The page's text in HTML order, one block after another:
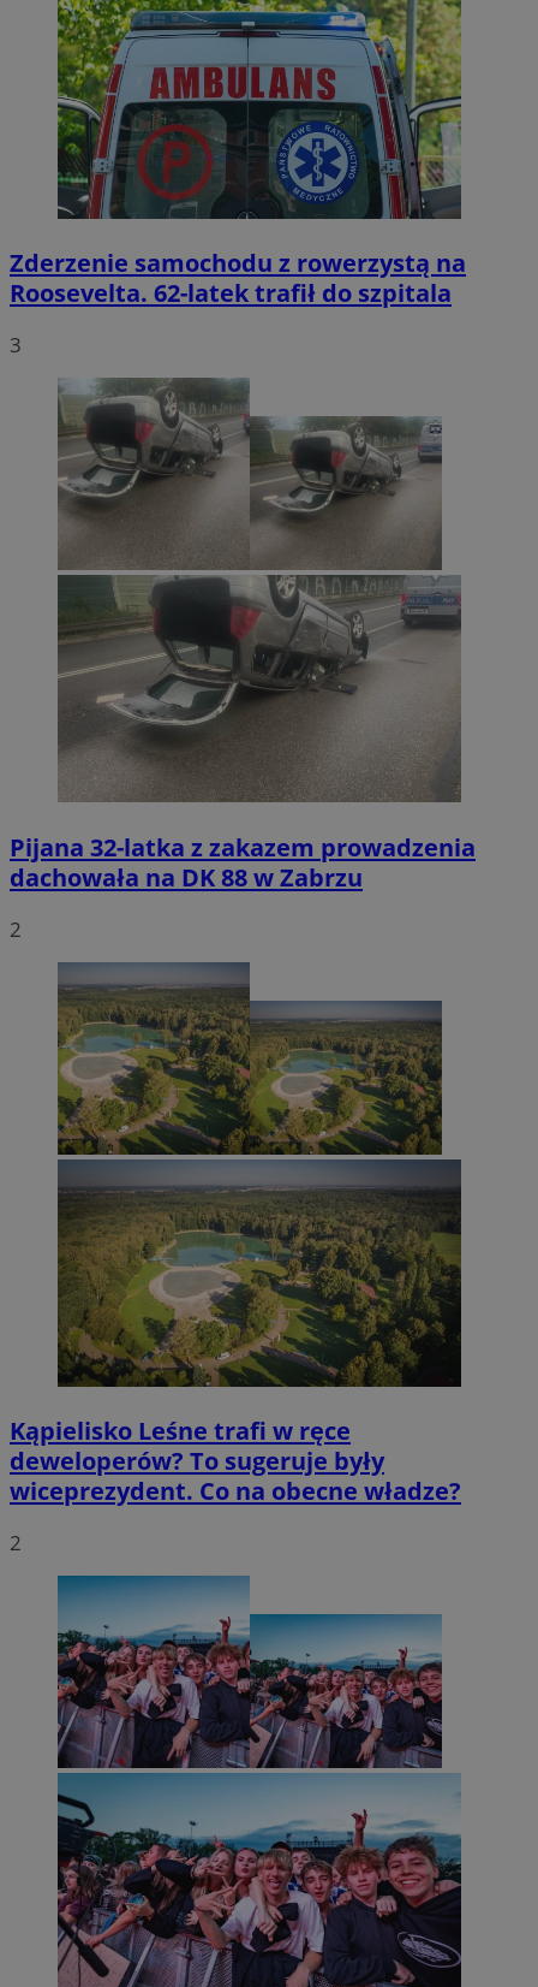
Zderzenie samochodu z rowerzystą na
Roosevelta. 62-latek trafił do szpitala
3
Pijana 32-latka z zakazem prowadzenia
dachowała na DK 88 w Zabrzu
2
Kąpielisko Leśne trafi w ręce
deweloperów? To sugeruje były
wiceprezydent. Co na obecne władze?
2